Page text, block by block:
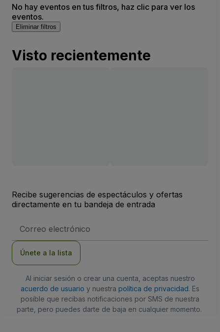
No hay eventos en tus filtros, haz clic para ver los
eventos.
Eliminar filtros
Visto recientemente
Recibe sugerencias de espectáculos y ofertas
directamente en tu bandeja de entrada
de
Únete a la lista
Al iniciar sesión o crear una cuenta, aceptas nuestro
acuerdo de usuario y nuestra política de privacidad. Es
posible que recibas notificaciones por SMS de nuestra
parte, pero puedes darte de baja en cualquier momento.